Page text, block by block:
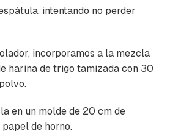
intentando no perder
incorporamos a la mezcla
harina de trigo tamizada con 30
en un molde de 20 cm de
de horno.